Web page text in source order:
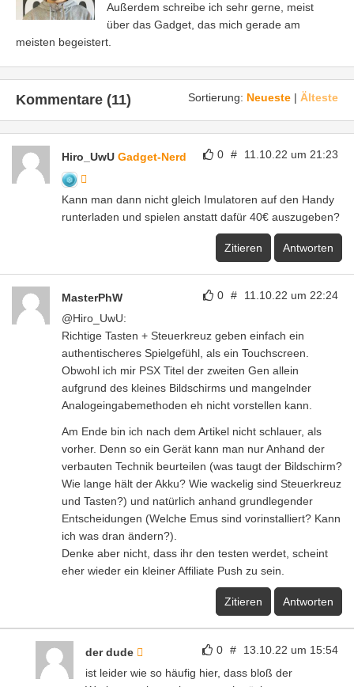
Außerdem schreibe ich sehr gerne, meist
über das Gadget, das mich gerade am
meisten begeistert.
Sortierung: Neueste | Älteste
Kommentare (11)
0 # 11.10.22 um 21:23
Hiro_UwU Gadget-Nerd
Kann man dann nicht gleich Imulatoren auf den Handy
runterladen und spielen anstatt dafür 40€ auszugeben?
Zitieren Antworten
0 # 11.10.22 um 22:24
MasterPhW
@Hiro_UwU:
Richtige Tasten + Steuerkreuz geben einfach ein
authentischeres Spielgefühl, als ein Touchscreen.
Obwohl ich mir PSX Titel der zweiten Gen allein
aufgrund des kleines Bildschirms und mangelnder
Analogeingabemethoden eh nicht vorstellen kann.
Am Ende bin ich nach dem Artikel nicht schlauer, als
vorher. Denn so ein Gerät kann man nur Anhand der
verbauten Technik beurteilen (was taugt der Bildschirm?
Wie lange hält der Akku? Wie wackelig sind Steuerkreuz
und Tasten?) und natürlich anhand grundlegender
Entscheidungen (Welche Emus sind vorinstalliert? Kann
ich was dran ändern?).
Denke aber nicht, dass ihr den testen werdet, scheint
eher wieder ein kleiner Affiliate Push zu sein.
Zitieren Antworten
0 # 13.10.22 um 15:54
der dude
ist leider wie so häufig hier, dass bloß der